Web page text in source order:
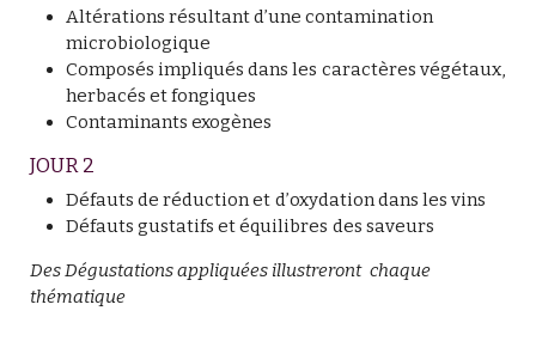
Altérations résultant d’une contamination
microbiologique
Composés impliqués dans les caractères végétaux,
herbacés et fongiques
Contaminants exogènes
JOUR 2
Défauts de réduction et d’oxydation dans les vins
Défauts gustatifs et équilibres des saveurs
Des Dégustations appliquées illustreront chaque
thématique